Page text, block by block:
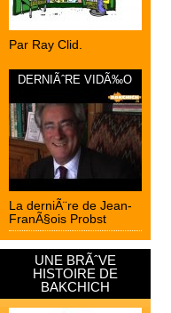
Par Ray Clid.
DERNIÃˆRE VIDÃ‰O
La derniÃ¨re de Jean-
FranÃ§ois Probst
UNE BRÃˆVE
HISTOIRE DE
BAKCHICH